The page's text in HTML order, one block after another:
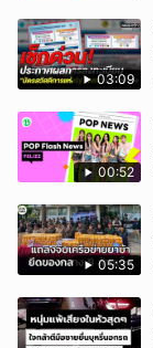
03:09
00:52
05:35